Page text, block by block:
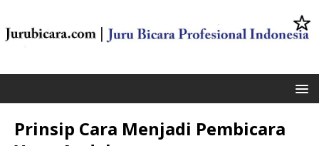
Prinsip Cara Menjadi Pembicara